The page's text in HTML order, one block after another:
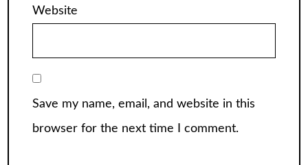
Website
Save my name, email, and website in this
browser for the next time I comment.